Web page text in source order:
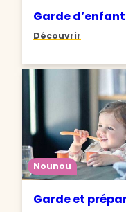
Garde
Découvrir
Nounou
Garde et